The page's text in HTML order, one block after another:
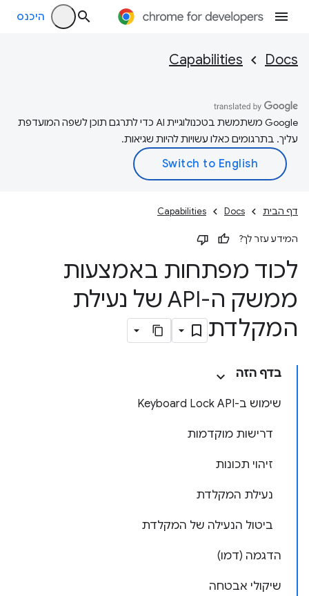
היכנס
Docs
Capabilities
‫Google משתמשת בטכנולוגיית AI כדי לתרגם תוכן לשפה המועדפת
עליך. בתרגומים כאלו עשויות להיות שגיאות.
דף הבית Docs
Capabilities
המידע עזר לך?
לכוד מפתחות באמצעות
ממשק ה-API של נעילת
המקלדת
בדף הזה
שימוש ב-Keyboard Lock API
דרישות מוקדמות
זיהוי תכונות
נעילת המקלדת
ביטול הנעילה של המקלדת
הדגמה (דמו)
שיקולי אבטחה